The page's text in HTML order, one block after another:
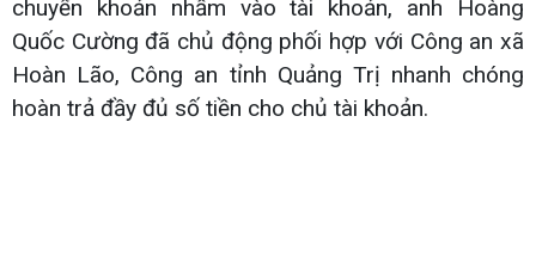
chuyển khoản nhầm vào tài khoản, anh Hoàng
Quốc Cường đã chủ động phối hợp với Công an xã
Hoàn Lão, Công an tỉnh Quảng Trị nhanh chóng
hoàn trả đầy đủ số tiền cho chủ tài khoản.